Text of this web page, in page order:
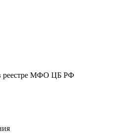
реестре МФО ЦБ РФ